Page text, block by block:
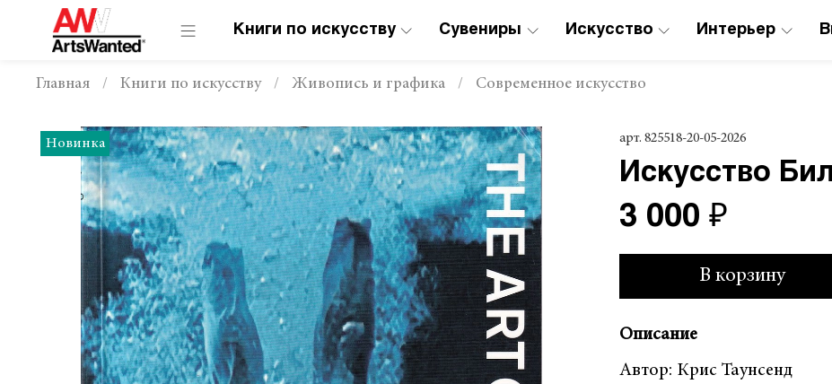
Книги по искусству Сувениры Искусство Интерьер
Главная Книги по искусству Живопись и графика Современное искусство
Новинка арт. 825518-20-05-2026
Искусство
3 000 ₽
В корзину
Описание
Автор: Крис Таунсенд